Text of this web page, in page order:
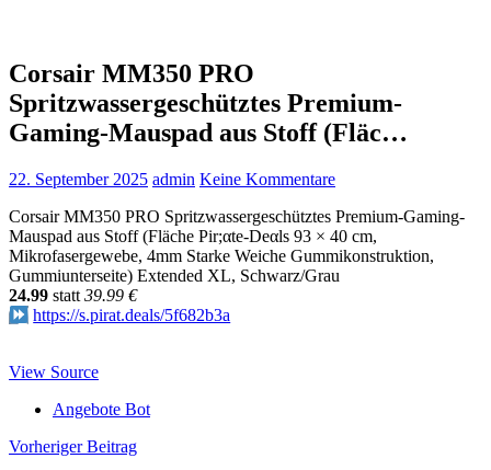
Corsair MM350 PRO
Spritzwassergeschütztes Premium-
Gaming-Mauspad aus Stoff (Fläc…
22. September 2025 admin Keine Kommentare
Corsair MM350 PRO Spritzwassergeschütztes Premium-Gaming-
Mauspad aus Stoff (Fläche Pir;αtе-Dеαls 93 × 40 cm,
Mikrofasergewebe, 4mm Starke Weiche Gummikonstruktion,
Gummiunterseite) Extended XL, Schwarz/Grau
24.99 statt 39.99 €
https://s.pirat.deals/5f682b3a
View Source
Angebote Bot
Beitragsnavigation
Vorheriger Beitrag